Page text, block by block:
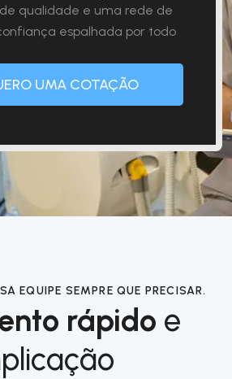
qualidade e uma rede de
espalhada por todo
UMA COTAÇÃO
EQUIPE SEMPRE QUE PRECISAR.
rápido e